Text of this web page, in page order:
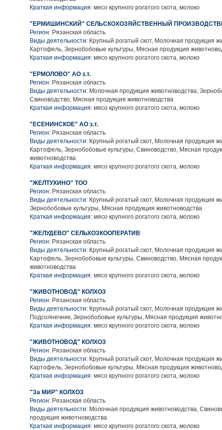
Краткая информация: мясо крупного рогатого скота, молоко
"ЕРМИШИНСКИЙ" СЕЛЬСКОХОЗЯЙСТВЕННЫЙ
Регион: Рязанская область
Виды деятельности: Крупный рогатый скот, Молочная продукция
Картофель, Зернобобовые культуры, Мясная продукция
Краткая информация: мясо крупного рогатого скота, молоко
"ЕРМОЛОВО" АО з.т.
Регион: Рязанская область
Виды деятельности: Молочная продукция животноводства,
Свиноводство, Мясная продукция животноводства
Краткая информация: мясо крупного рогатого скота, молоко
"ЕСЕНИНСКОЕ" АО з.т.
Регион: Рязанская область
Виды деятельности: Крупный рогатый скот, Молочная продукция
Картофель, Зернобобовые культуры, Свиноводство, Мясная
животноводства
Краткая информация: мясо крупного рогатого скота, молоко
"ЖЕЛТУХИНО" ТОО
Регион: Рязанская область
Виды деятельности: Крупный рогатый скот, Молочная продукция
Зернобобовые культуры, Мясная продукция животноводства
Краткая информация: мясо крупного рогатого скота, молоко
"ЖЕЛУДЕВО" СЕЛЬХОЗКООПЕРАТИВ
Регион: Рязанская область
Виды деятельности: Крупный рогатый скот, Молочная продукция
Картофель, Зернобобовые культуры, Свиноводство, Мясная
животноводства
Краткая информация: мясо крупного рогатого скота, молоко
"ЖИВОТНОВОД" КОЛХОЗ
Регион: Рязанская область
Виды деятельности: Крупный рогатый скот, Молочная продукция
Подсолнечник, Зернобобовые культуры, Мясная продукция
Краткая информация: мясо крупного рогатого скота, молоко
"ЖИВОТНОВОД" КОЛХОЗ
Регион: Рязанская область
Виды деятельности: Крупный рогатый скот, Молочная продукция
Картофель, Зернобобовые культуры, Мясная продукция
Краткая информация: мясо крупного рогатого скота, молоко
"За МИР" КОЛХОЗ
Регион: Рязанская область
Виды деятельности: Молочная продукция животноводства,
продукция животноводства
Краткая информация: мясо крупного рогатого скота, молоко